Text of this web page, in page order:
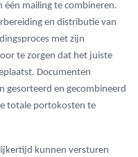
één mailing te combineren.
en distributie van
met zijn
te zorgen dat het juiste
Documenten
gesorteerd en gecombineerd
totale portokosten te
kunnen versturen